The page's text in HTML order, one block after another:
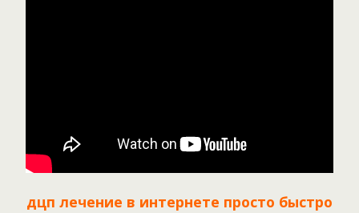
дцп лечение в интернете просто быстро